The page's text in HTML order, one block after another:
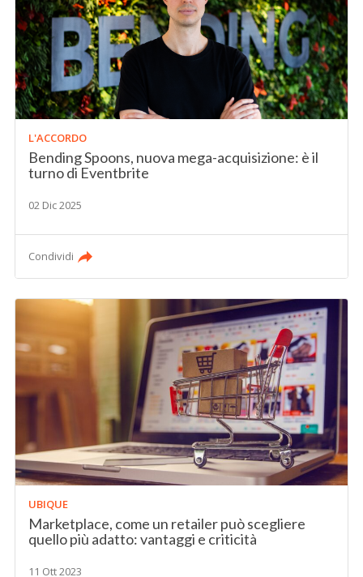
L'ACCORDO
Bending Spoons, nuova mega-acquisizione: è il
turno di Eventbrite
02 Dic 2025
Condividi
UBIQUE
Marketplace, come un retailer può scegliere
quello più adatto: vantaggi e criticità
11 Ott 2023